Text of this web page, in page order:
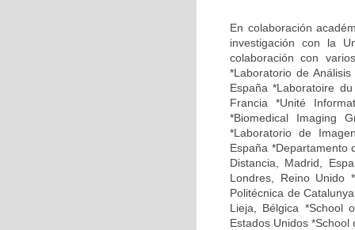
En colaboración
investigación con la
colaboración con
*Laboratorio de
España *Laboratoire
Francia *Unité
*Biomedical Imaging
*Laboratorio de
España *Departamento
Distancia, Madrid,
Londres, Reino Unido
Politécnica de
Lieja, Bélgica *School
Estados Unidos